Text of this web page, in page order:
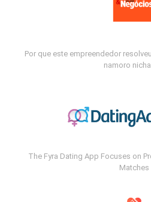
Por que este empreendedor
namoro
The Fyra Dating App Focuses on
Matches